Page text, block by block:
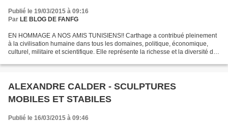
Publié le 19/03/2015 à 09:16
Par LE BLOG DE FANFG
EN HOMMAGE A NOS AMIS TUNISIENS!! Carthage a contribué pleinement
à la civilisation humaine dans tous les domaines, politique, économique,
culturel, militaire et scientifique. Elle représente la richesse et la diversité de
ALEXANDRE CALDER - SCULPTURES
MOBILES ET STABILES
Publié le 16/03/2015 à 09:46